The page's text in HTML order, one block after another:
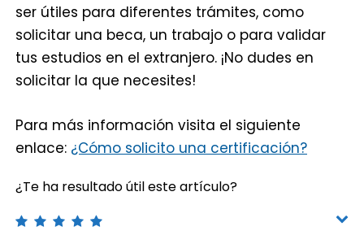
ser útiles para diferentes trámites, como
solicitar una beca, un trabajo o para validar
tus estudios en el extranjero. ¡No dudes en
solicitar la que necesites!
Para más información visita el siguiente
enlace: ¿Cómo solicito una certificación?
¿Te ha resultado útil este artículo?